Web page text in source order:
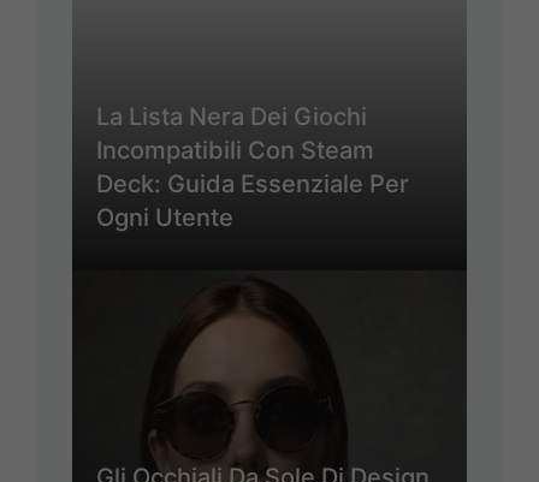
La Lista Nera Dei Giochi
Incompatibili Con Steam
Deck: Guida Essenziale Per
Ogni Utente